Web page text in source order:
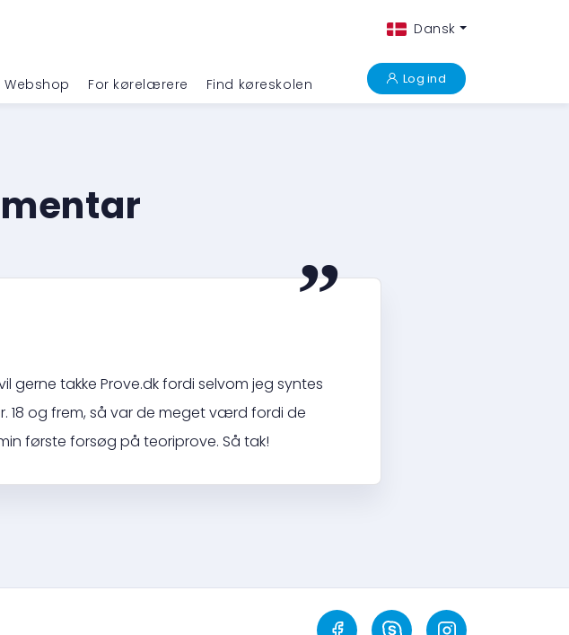
Dansk
Webshop For kørelærere Find køreskolen Log ind
“
gerne takke Prove.dk fordi selvom jeg syntes
og frem, så var de meget værd fordi de
første forsøg på teoriprove. Så tak!